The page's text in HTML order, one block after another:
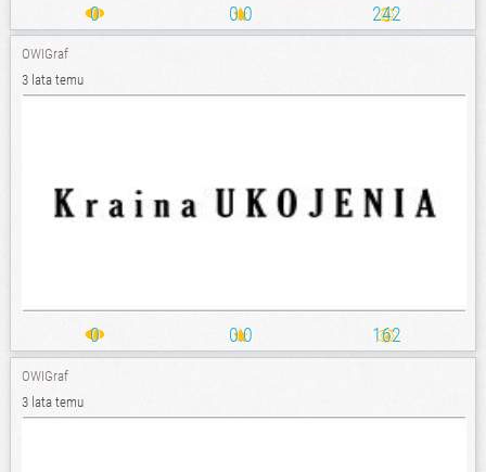
0 0.0 242
OWIGraf
3 lata temu
0 0.0 162
OWIGraf
3 lata temu